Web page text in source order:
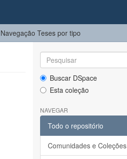
Navegação Teses por tipo
Buscar DSpace
Esta coleção
NAVEGAR
Todo o repositório
Comunidades e Coleções